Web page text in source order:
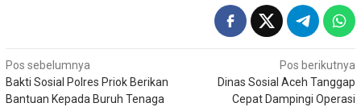
Navigasi
pos
Pos sebelumnya
Bakti Sosial Polres Priok Berikan
Bantuan Kepada Buruh Tenaga
Pos berikutnya
Dinas Sosial Aceh Tanggap
Cepat Dampingi Operasi